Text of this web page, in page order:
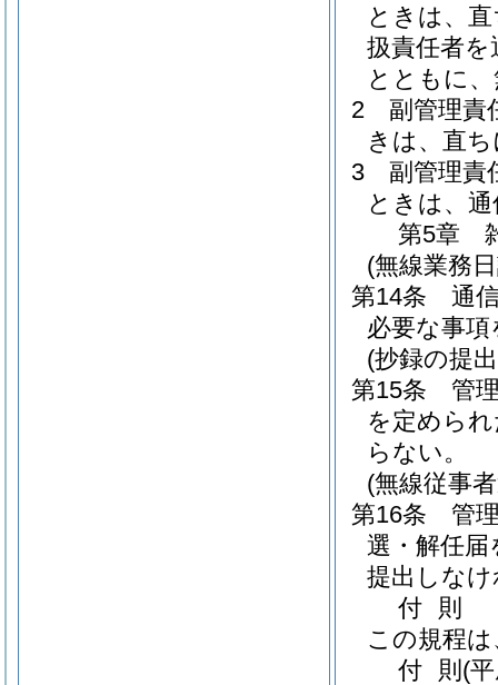
ときは、
扱責任者
とともに
2
副管理責
きは、直
3
副管理責
ときは、
第5章
(無線業務
第14条
通
必要な事
(抄録の提
第15条
管
を定めら
らない。
(無線従事
第16条
管
選・解任
提出しな
付 則
この規程
付 則 (